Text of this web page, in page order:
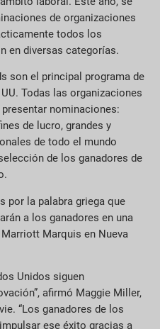
de organizaciones
todos los
en diversas categorías.
son el principal programa de
Todas las organizaciones
presentar nominaciones:
de lucro, grandes y
de todo el mundo
de los ganadores de
por la palabra griega que
a los ganadores en una
Marquis en Nueva
Unidos siguen
afirmó Maggie Miller,
“Los ganadores de los
ese éxito gracias a